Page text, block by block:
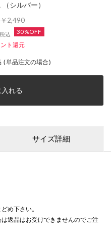
シルバー）
￥2,490
税込 30%OFF
ト還元
(単品注文の場合)
れる
サイズ詳細
め下さい。
返品はお受けできませんのでご注